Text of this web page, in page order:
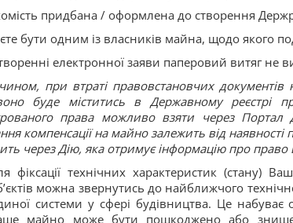
придбана / оформлена до створення
бути одним із власників майна, щодо якого
електронної заяви паперовий витяг не
при втраті правовстановчих
буде міститись в Державному реєстрі
права можливо взяти через
компенсації на майно залежить від
через Дію, яка отримує інформацію про право
фіксації технічних характеристик (стану)
можна звернутись до найближчого
системи у сфері будівництва. Це
майно може бути пошкоджено або